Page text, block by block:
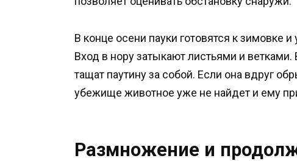
В конце осени пауки готовятся к зимовке
Вход в нору затыкают листьями и
тащат паутину за собой. Если она вдруг
убежище животное уже не найдет и ему
Размножение и